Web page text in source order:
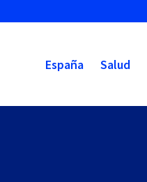
España Salud